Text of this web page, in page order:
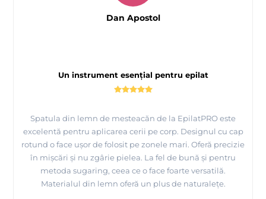
Un instrument esențial pentru epilat
Spatula din lemn de mesteacăn de la EpilatPRO este
excelentă pentru aplicarea cerii pe corp. Designul cu cap
rotund o face ușor de folosit pe zonele mari. Oferă precizie
în mișcări și nu zgârie pielea. La fel de bună și pentru
metoda sugaring, ceea ce o face foarte versatilă.
Materialul din lemn oferă un plus de naturalețe.
Dan Apostol